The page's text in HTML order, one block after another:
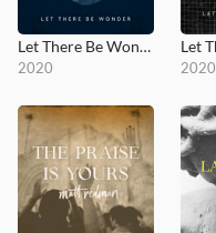
Let There Be Wonder
2020 2020